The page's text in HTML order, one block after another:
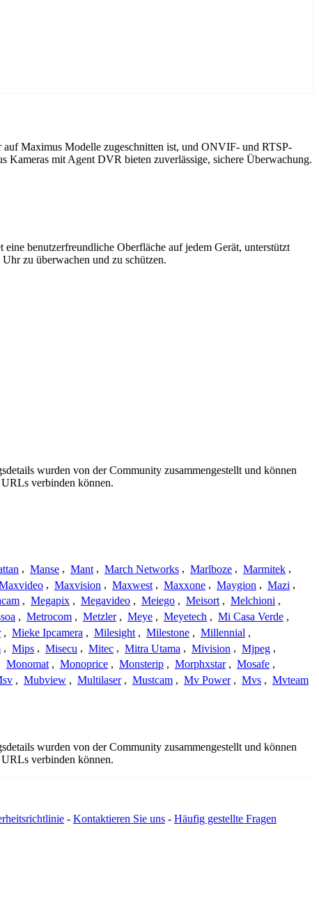
Maximus Modelle zugeschnitten ist, und ONVIF- und RTSP-
mit Agent DVR bieten zuverlässige, sichere Überwachung.
benutzerfreundliche Oberfläche auf jedem Gerät, unterstützt
zu überwachen und zu schützen.
wurden von der Community zusammengestellt und können
verbinden können.
, Manse , Mant , March Networks , Marlboze , Marmitek ,
, Maxvision , Maxwest , Maxxone , Maygion , Mazi ,
, Megapix , Megavideo , Meiego , Meisort , Melchioni ,
, Metrocom , Metzler , Meye , Meyetech , Mi Casa Verde ,
, Mieke Ipcamera , Milesight , Milestone , Millennial ,
, Mips , Misecu , Mitec , Mitra Utama , Mivision , Mjpeg ,
Monomat , Monoprice , Monsterip , Morphxstar , Mosafe ,
, Mubview , Multilaser , Mustcam , Mv Power , Mvs , Mvteam
wurden von der Community zusammengestellt und können
verbinden können.
- Kontaktieren Sie uns - Häufig gestellte Fragen